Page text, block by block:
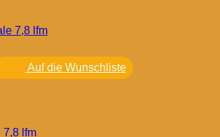
Auf die Wunschliste
7,8 lfm